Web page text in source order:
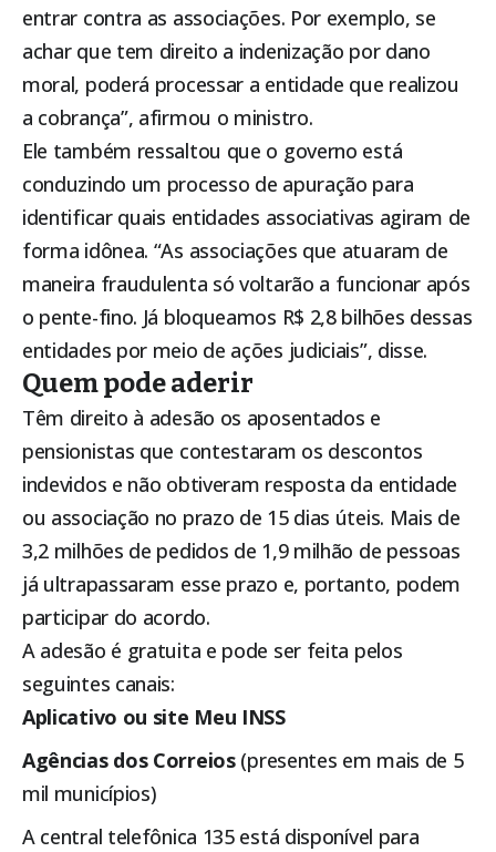
entrar contra as associações. Por exemplo, se
achar que tem direito a indenização por dano
moral, poderá processar a entidade que realizou
a cobrança”, afirmou o ministro.
Ele também ressaltou que o governo está
conduzindo um processo de apuração para
identificar quais entidades associativas agiram de
forma idônea. “As associações que atuaram de
maneira fraudulenta só voltarão a funcionar após
o pente-fino. Já bloqueamos R$ 2,8 bilhões dessas
entidades por meio de ações judiciais”, disse.
Quem pode aderir
Têm direito à adesão os aposentados e
pensionistas que contestaram os descontos
indevidos e não obtiveram resposta da entidade
ou associação no prazo de 15 dias úteis. Mais de
3,2 milhões de pedidos de 1,9 milhão de pessoas
já ultrapassaram esse prazo e, portanto, podem
participar do acordo.
A adesão é gratuita e pode ser feita pelos
seguintes canais:
Aplicativo ou site Meu INSS
Agências dos Correios(presentes em mais de 5
mil municípios)
A central telefônica 135 está disponível para